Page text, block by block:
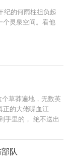
纪的何雨柱担负起
个灵泉空间。看他
草莽遍地，无数英
正的大佬喋血江
手里的， 绝不送出
队